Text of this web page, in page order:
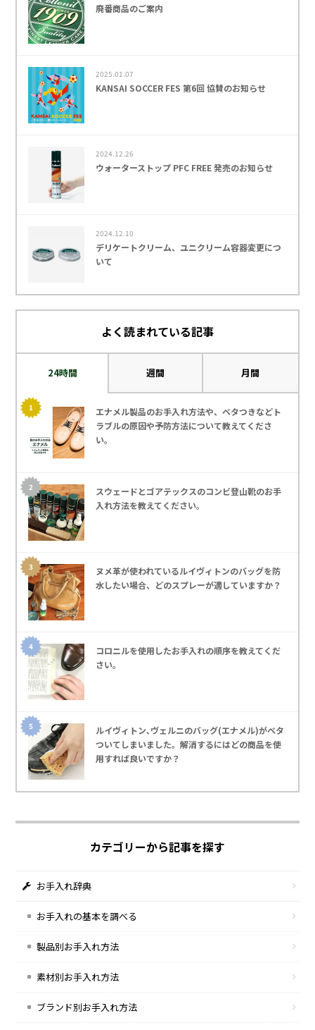
廃番商品のご案内
2025.01.07
KANSAI SOCCER FES 第6回 協賛のお知らせ
2024.12.26
ウォーターストップ PFC FREE 発売のお知らせ
2024.12.10
デリケートクリーム、ユニクリーム容器変更につ
いて
よく読まれている記事
24時間 週間 月間
エナメル製品のお手入れ方法や、ベタつきなどト
ラブルの原因や予防方法について教えてくださ
い。
スウェードとゴアテックスのコンビ登山靴のお手
入れ方法を教えてください｡
ヌメ革が使われているルイヴィトンのバッグを防
水したい場合、どのスプレーが適していますか？
コロニルを使用したお手入れの順序を教えてくだ
さい｡
ルイヴィトン､ヴェルニのバッグ(エナメル)がベタ
ついてしまいました。解消するにはどの商品を使
用すれば良いですか？
カテゴリーから記事を探す
お手入れ辞典
お手入れの基本を調べる
製品別お手入れ方法
素材別お手入れ方法
ブランド別お手入れ方法